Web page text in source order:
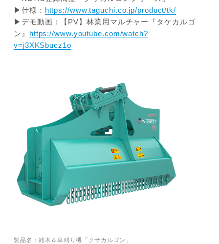
▶仕様： https://www.taguchi.co.jp/product/tk/
▶デモ動画：【PV】林業用マルチャー『タケカルゴ
ン』 https://www.youtube.com/watch?
v=j3XKSbucz1o
製品名：雑木＆草刈り機「クサカルゴン」